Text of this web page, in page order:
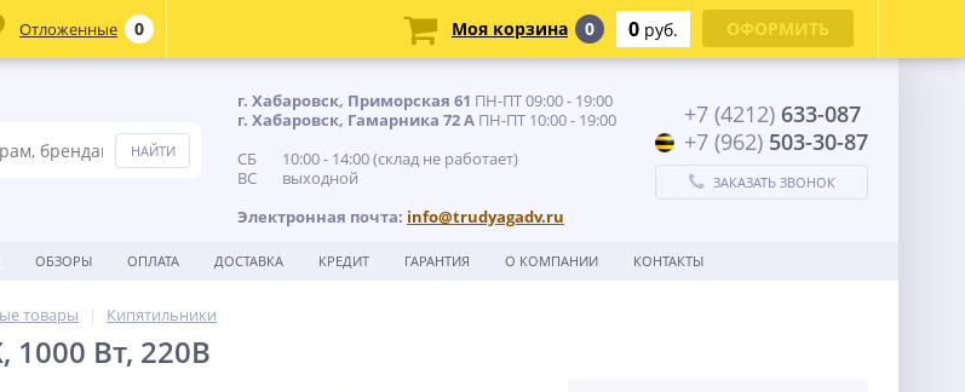
г. Хабаровск, Приморская 61 ПН-ПТ 09:00 - 19:00
г. Хабаровск, Гамарника 72 А ПН-ПТ 10:00 - 19:00
СБ 10:00 - 14:00 (склад не работает)
ВС выходной
Электронная почта: info@trudyagadv.ru
+7 (4212) 633-087
+7 (962) 503-30-87
ЗАКАЗАТЬ ЗВОНОК
ОБЗОРЫ ОПЛАТА ДОСТАВКА КРЕДИТ ГАРАНТИЯ О КОМПАНИИ КОНТАКТЫ
товары Кипятильники
1000 Вт, 220В
Отложенные 0 Моя корзина 0 0 руб. ОФОРМИТЬ